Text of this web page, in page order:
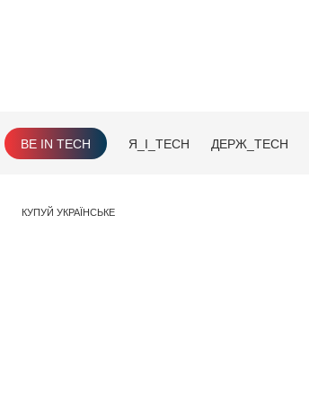
BE IN TECH Я_І_TECH ДЕРЖ_TECH
КУПУЙ УКРАЇНСЬКЕ